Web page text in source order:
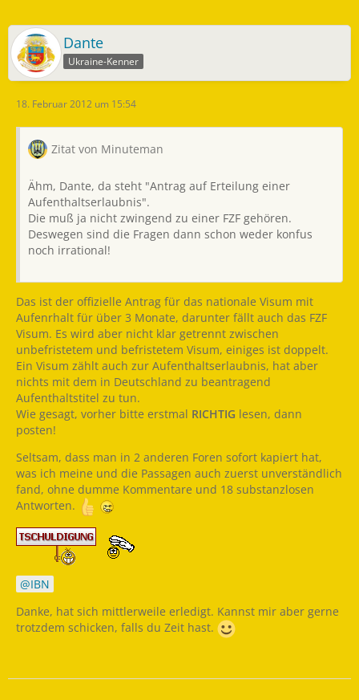
Dante
Ukraine-Kenner
18. Februar 2012 um 15:54
Zitat von Minuteman
Ähm, Dante, da steht "Antrag auf Erteilung einer
Aufenthaltserlaubnis".
Die muß ja nicht zwingend zu einer FZF gehören.
Deswegen sind die Fragen dann schon weder konfus
noch irrational!
Das ist der offizielle Antrag für das nationale Visum mit
Aufenrhalt für über 3 Monate, darunter fällt auch das FZF
Visum. Es wird aber nicht klar getrennt zwischen
unbefristetem und befristetem Visum, einiges ist doppelt.
Ein Visum zählt auch zur Aufenthaltserlaubnis, hat aber
nichts mit dem in Deutschland zu beantragend
Aufenthaltstitel zu tun.
Wie gesagt, vorher bitte erstmal RICHTIG lesen, dann
posten!
Seltsam, dass man in 2 anderen Foren sofort kapiert hat,
was ich meine und die Passagen auch zuerst unverständlich
fand, ohne dumme Kommentare und 18 substanzlosen
Antworten.
IBN
Danke, hat sich mittlerweile erledigt. Kannst mir aber gerne
trotzdem schicken, falls du Zeit hast.